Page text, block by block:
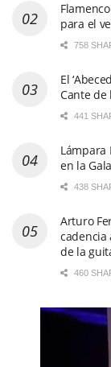
para el
758
El
Cante de
441
Lámpara
en la
438
Arturo
cadencia
de la
460